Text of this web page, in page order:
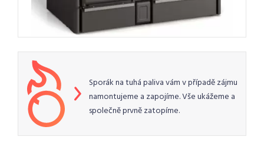
Sporák na tuhá paliva vám v případě zájmu
namontujeme a zapojíme. Vše ukážeme a
společně prvně zatopíme.